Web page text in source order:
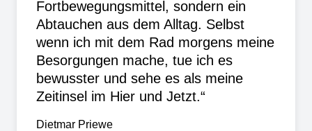
Fortbewegungsmittel, sondern ein
Abtauchen aus dem Alltag. Selbst
wenn ich mit dem Rad morgens meine
Besorgungen mache, tue ich es
bewusster und sehe es als meine
Zeitinsel im Hier und Jetzt.“
Dietmar Priewe